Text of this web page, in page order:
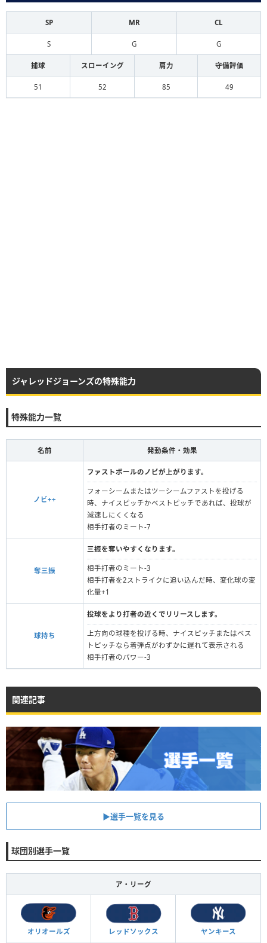
SP MR CL
S G G
捕球 スローイング 肩力 守備評価
51 52 85 49
ジャレッドジョーンズの特殊能力
特殊能力一覧
名前 発動条件・効果
ノビ++
ファストボールのノビが上がります。
フォーシームまたはツーシームファストを投げる
時、ナイスピッチかベストピッチであれば、投球が
減速しにくくなる
相手打者のミート-7
奪三振
三振を奪いやすくなります。
相手打者のミート-3
相手打者を2ストライクに追い込んだ時、変化球の変
化量+1
球持ち
投球をより打者の近くでリリースします。
上方向の球種を投げる時、ナイスピッチまたはベス
トピッチなら着弾点がわずかに遅れて表示される
相手打者のパワー-3
関連記事
▶︎選手一覧を見る
球団別選手一覧
ア・リーグ
オリオールズ レッドソックス ヤンキース